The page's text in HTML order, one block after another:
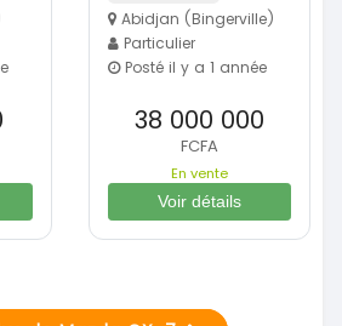
Abidjan (Bingerville)
Particulier
Posté il y a 1 année
38 000 000
FCFA
En vente
Voir détails